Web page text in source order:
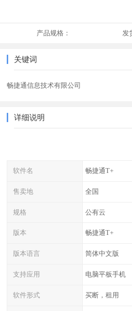
产品规格： 发
关键词
畅捷通信息技术有限公司
详细说明
软件名 畅捷通T+
售卖地 全国
规格 公有云
版本 畅捷通T+
版本语言 简体中文版
支持应用 电脑平板手机
软件形式 买断，租用